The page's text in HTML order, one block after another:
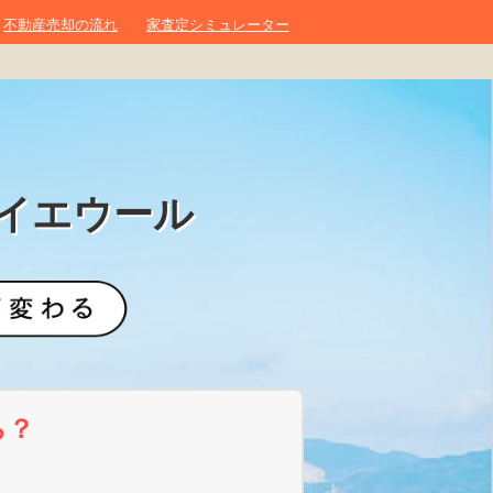
不動産売却の流れ 家査定シミュレーター
エウール